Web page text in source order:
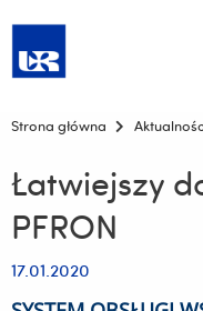
Menu - górna
Strona główna
Łatwiejszy
PFRON
17.01.2020